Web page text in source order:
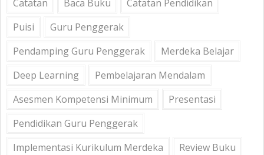
Catatan Baca Buku
Catatan Pendidikan
Puisi
Guru Penggerak
Pendamping Guru Penggerak
Merdeka Belajar
Deep Learning
Pembelajaran Mendalam
Asesmen Kompetensi Minimum
Presentasi
Pendidikan Guru Penggerak
Implementasi Kurikulum Merdeka
Review Buku